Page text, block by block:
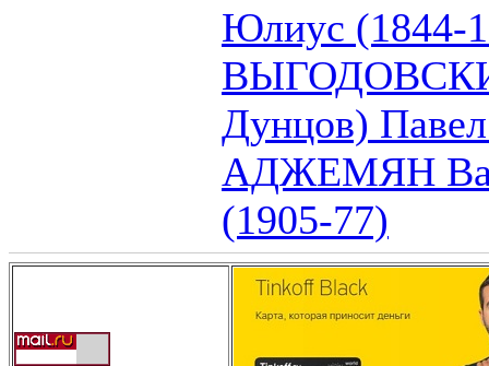
Юлиус (1844-
Дунцов)
АДЖЕМЯН
(1905-77)